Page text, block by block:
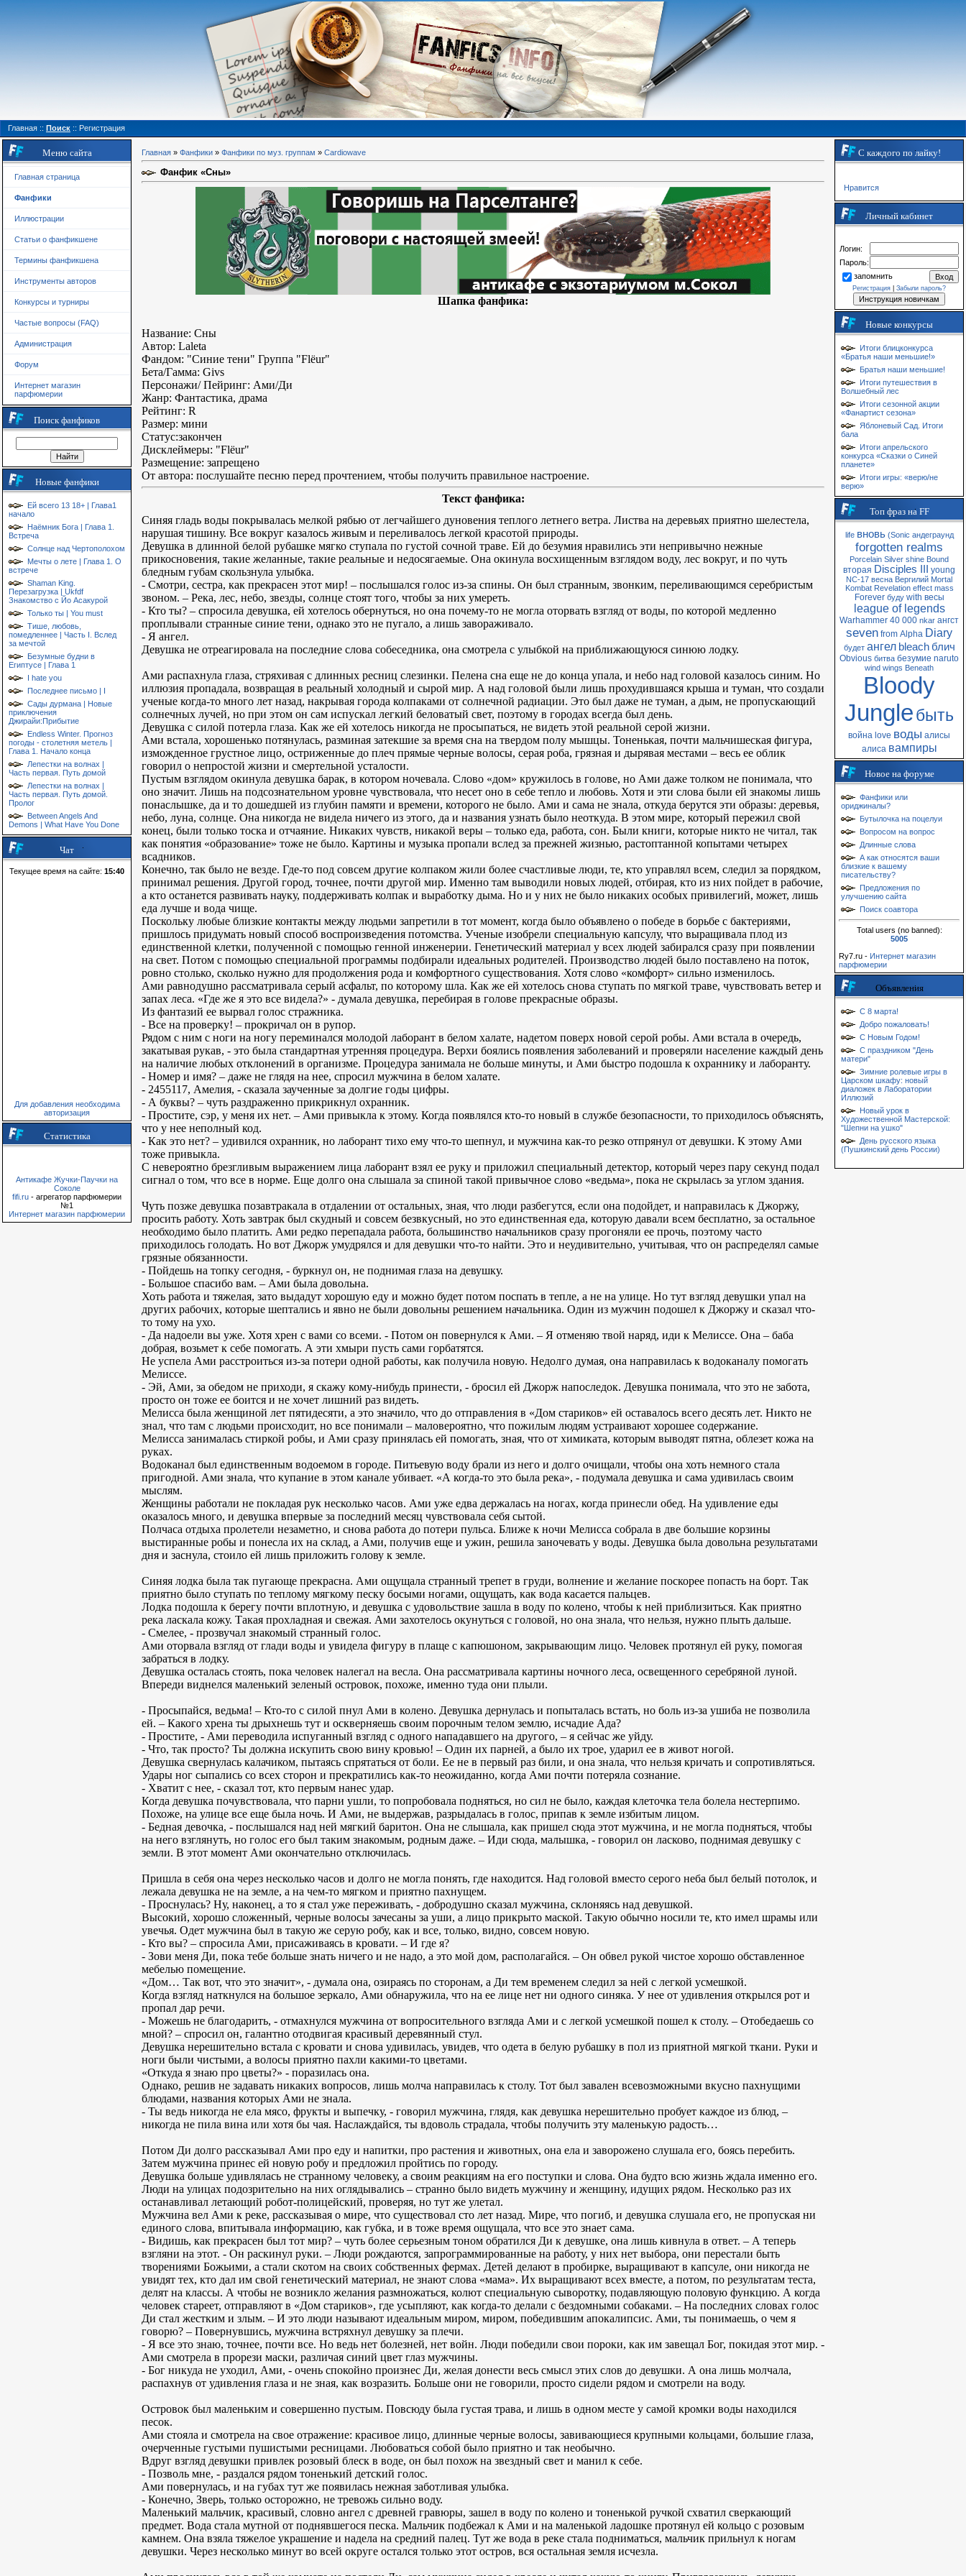
Главная :: Поиск :: Регистрация
Меню сайта
Главная страница
Фанфики
Иллюстрации
Статьи о фанфикшене
Термины фанфикшена
Инструменты авторов
Конкурсы и турниры
Частые вопросы (FAQ)
Администрация
Форум
Интернет магазин
парфюмерии
Поиск фанфиков
Новые фанфики
Ей всего 13 18+ | Глава1
начало
Наёмник Бога | Глава 1.
Встреча
Солнце над Чертополохом
Мечты о лете | Глава 1. О
встрече
Shaman King.
Перезагрузка | Ukfdf
Знакомство с Йо Асакурой
Только ты | You must
Тише, любовь,
помедленнее | Часть I. Вслед
за мечтой
Безумные будни в
Египтусе | Глава 1
I hate you
Последнее письмо | I
Сады дурмана | Новые
приключения
Джирайи:Прибытие
Endless Winter. Прогноз
погоды - столетняя метель |
Глава 1. Начало конца
Лепестки на волнах |
Часть первая. Путь домой
Лепестки на волнах |
Часть первая. Путь домой.
Пролог
Between Angels And
Demons | What Have You Done
Чат
Текущее время на сайте: 15:40
Для добавления необходима
авторизация
Статистика
Антикафе Жучки-Паучки на
Соколе
fifi.ru - агрегатор парфюмерии
№1
Интернет магазин парфюмерии
Главная » Фанфики » Фанфики по муз. группам » Cardiowave
Фанфик «Сны»
Шапка фанфика:
Название: Сны
Автор: Laleta
Фандом: "Синие тени" Группа "Flёur"
Бета/Гамма: Givs
Персонажи/ Пейринг: Ами/Ди
Жанр: Фантастика, драма
Рейтинг: R
Размер: мини
Статус:закончен
Дисклеймеры: "Flёur"
Размещение: запрещено
От автора: послушайте песню перед прочтением, чтобы получить правильное настроение.
Текст фанфика:
Синяя гладь воды покрывалась мелкой рябью от легчайшего дуновения теплого летнего ветра. Листва на деревьях приятно шелестела,
нарушая тишину. Все вокруг казалось живым и переливалось легкой красотой природы.
Девушка в длинной белой рубашке мягко ступала по густой сочной траве. Ей до безумия нравились эти непривычно нежные
прикосновения, такие желанные, такие реальные и недосягаемые. Она окинула восхищенным взглядом воду, лес вокруг, и по чуть
бледным губам скользнула улыбка.
- Смотри, сестра, как прекрасен этот мир! – послышался голос из-за спины. Он был странным, звонким, переливающимся серебристым
звоном. – Река, лес, небо, звезды, солнце стоят того, чтобы за них умереть.
- Кто ты? – спросила девушка, ей хотелось обернуться, но она почему-то не могла оторвать взгляд от воды, по которой медленно
проплывали странные синие тени, однако это не пугало, а лишь завораживало.
- Я ангел.
Девушка не отреагировала на последние слова собеседника, она смотрела с улыбкой на приближающуюся синюю лодку.
Ами распахнула глаза, стряхивая с длинных ресниц слезинки. Пелена сна еще не до конца упала, и небо над головой казалось синим. Но
иллюзия пропадала, возвращая в реальный холодный и сырой мир. А над головой были лишь прохудившаяся крыша и туман, что создали
ученые когда-то много лет назад, накрывая города колпаками от солнечной радиации. Это был даже не туман, а дым, не пропускающий
солнечных лучей, но при этом он сам испускал легкий беловатый свет, поэтому в городах всегда был день.
Девушка с силой потерла глаза. Как же ей хотелось никогда не просыпаться, не видеть этой реальной серой жизни.
Ами встала, хорошенько потянулась, разминая затекшие за время сна на твердом полу мышцы. Тоненькая, почти мальчишеская фигура,
изможденное грустное лицо, остриженные до плеч прямые черные волосы, серая роба, грязная и дырявая местами – весь ее облик
говорил о непростой жизни и смертельной усталости.
Пустым взглядом окинула девушка барак, в котором ночевала. Слово «дом» кружилось в голове, но Ами даже толком не понимала, что
оно значит. Лишь на подсознательном уровне чувствовала, что несет оно в себе тепло и любовь. Хотя и эти слова были ей знакомы лишь
понаслышке, да и то дошедшей из глубин памяти и времени, которого не было. Ами и сама не знала, откуда берутся эти образы: деревья,
небо, луна, солнце. Она никогда не видела ничего из этого, да и названия узнать было неоткуда. В этом мире, который пережил свой
конец, были только тоска и отчаяние. Никаких чувств, никакой веры – только еда, работа, сон. Были книги, которые никто не читал, так
как понятия «образование» тоже не было. Картины и музыка пропали вслед за прежней жизнью, растоптанной копытами четырех
всадников.
Конечно, так было не везде. Где-то под совсем другие колпаком жили более счастливые люди, те, кто управлял всем, следил за порядком,
принимал решения. Другой город, точнее, почти другой мир. Именно там выводили новых людей, отбирая, кто из них пойдет в рабочие,
а кто останется развивать науку, поддерживать колпак и выработку дыма. Но и у них не было никаких особых привилегий, может, лишь
еда лучше и вода чище.
Поскольку любые близкие контакты между людьми запретили в тот момент, когда было объявлено о победе в борьбе с бактериями,
пришлось придумать новый способ воспроизведения потомства. Ученые изобрели специальную капсулу, что выращивала плод из
единственной клетки, полученной с помощью генной инженерии. Генетический материал у всех людей забирался сразу при появлении
на свет. Потом с помощью специальной программы подбирали идеальных родителей. Производство людей было поставлено на поток,
ровно столько, сколько нужно для продолжения рода и комфортного существования. Хотя слово «комфорт» сильно изменилось.
Ами равнодушно рассматривала серый асфальт, по которому шла. Как же ей хотелось снова ступать по мягкой траве, чувствовать ветер и
запах леса. «Где же я это все видела?» - думала девушка, перебирая в голове прекрасные образы.
Из фантазий ее вырвал голос стражника.
- Все на проверку! – прокричал он в рупор.
Рядом с ним с ноги на ногу переминался молодой лаборант в белом халате, надетом поверх новой серой робы. Ами встала в очередь,
закатывая рукав, - это была стандартная утренняя процедура. Верхи боялись появления заболеваний и проверяли население каждый день
на наличие любых отклонений в организме. Процедура занимала не больше минуты, и Ами быстро подошла к охраннику и лаборанту.
- Номер и имя? – даже не глядя на нее, спросил мужчина в белом халате.
- 2455117, Амелия, - сказала заученные за долгие годы цифры.
- А буквы? – чуть раздраженно прикрикнул охранник.
- Простите, сэр, у меня их нет. – Ами привыкла к этому. Когда появлялся кто-то новый в службе безопасности, то приходилось объяснять,
что у нее неполный код.
- Как это нет? – удивился охранник, но лаборант тихо ему что-то шепнул, и мужчина как-то резко отпрянул от девушки. К этому Ами
тоже привыкла.
С невероятно брезгливым выражением лица лаборант взял ее руку и приложил специальный детектор, который через пару секунд подал
сигнал о том, что все в норме. Еще долго она слышала за спиной такой привычное слово «ведьма», пока не скрылась за углом здания.
Чуть позже девушка позавтракала в отдалении от остальных, зная, что люди разбегутся, если она подойдет, и направилась к Джоржу,
просить работу. Хоть завтрак был скудный и совсем безвкусный, но это единственная еда, которую давали всем бесплатно, за остальное
необходимо было платить. Ами редко перепадала работа, большинство начальников сразу прогоняли ее прочь, поэтому часто
приходилось голодать. Но вот Джорж умудрялся и для девушки что-то найти. Это и неудивительно, учитывая, что он распределял самые
грязные обязанности.
- Пойдешь на топку сегодня, - буркнул он, не поднимая глаза на девушку.
- Большое спасибо вам. – Ами была довольна.
Хоть работа и тяжелая, зато выдадут хорошую еду и можно будет потом поспать в тепле, а не на улице. Но тут взгляд девушки упал на
других рабочих, которые шептались и явно не были довольны решением начальника. Один из мужчин подошел к Джоржу и сказал что-
то тому на ухо.
- Да надоели вы уже. Хотя хрен с вами со всеми. - Потом он повернулся к Ами. – Я отменяю твой наряд, иди к Мелиссе. Она – баба
добрая, возьмет к себе помогать. А эти хмыри пусть сами горбатятся.
Не успела Ами расстроиться из-за потери одной работы, как получила новую. Недолго думая, она направилась к водоканалу помогать
Мелиссе.
- Эй, Ами, за обедом не приходи, я скажу кому-нибудь принести, - бросил ей Джорж напоследок. Девушка понимала, что это не забота,
просто он тоже ее боится и не хочет лишний раз видеть.
Мелисса была женщиной лет пятидесяти, а это значило, что до отправления в «Дом стариков» ей оставалось всего десять лет. Никто не
знал, что там с людьми происходит, но все понимали – маловероятно, что пожилым людям устраивают хорошее содержание.
Мелисса занималась стиркой робы, и Ами сразу принялась ей помогать, зная, что от химиката, которым выводят пятна, облезет кожа на
руках.
Водоканал был единственным водоемом в городе. Питьевую воду брали из него и долго очищали, чтобы она хоть немного стала
пригодной. Ами знала, что купание в этом канале убивает. «А когда-то это была река», - подумала девушка и сама удивилась своим
мыслям.
Женщины работали не покладая рук несколько часов. Ами уже едва держалась на ногах, когда принесли обед. На удивление еды
оказалось много, и девушка впервые за последний месяц чувствовала себя сытой.
Полчаса отдыха пролетели незаметно, и снова работа до потери пульса. Ближе к ночи Мелисса собрала в две большие корзины
выстиранные робы и понесла их на склад, а Ами, получив еще и ужин, решила заночевать у воды. Девушка была довольна результатами
дня и заснула, стоило ей лишь приложить голову к земле.
Синяя лодка была так пугающе прекрасна. Ами ощущала странный трепет в груди, волнение и желание поскорее попасть на борт. Так
приятно было ступать по теплому мягкому песку босыми ногами, ощущать, как вода касается пальцев.
Лодка подошла к берегу почти вплотную, и девушка с удовольствие зашла в воду по колено, чтобы к ней приблизиться. Как приятно
река ласкала кожу. Такая прохладная и свежая. Ами захотелось окунуться с головой, но она знала, что нельзя, нужно плыть дальше.
- Смелее, - прозвучал знакомый странный голос.
Ами оторвала взгляд от глади воды и увидела фигуру в плаще с капюшоном, закрывающим лицо. Человек протянул ей руку, помогая
забраться в лодку.
Девушка осталась стоять, пока человек налегал на весла. Она рассматривала картины ночного леса, освещенного серебряной луной.
Впереди виднелся маленький зеленый островок, похоже, именно туда они плыли.
- Просыпайся, ведьма! – Кто-то с силой пнул Ами в колено. Девушка дернулась и попыталась встать, но боль из-за ушиба не позволила
ей. – Какого хрена ты дрыхнешь тут и оскверняешь своим порочным телом землю, исчадие Ада?
- Простите, - Ами переводила испуганный взгляд с одного нападавшего на другого, – я сейчас же уйду.
- Что, так просто? Ты должна искупить свою вину кровью! – Один их парней, а было их трое, ударил ее в живот ногой.
Девушка свернулась калачиком, пытаясь спрятаться от боли. Ее не в первый раз били, и она знала, что нельзя кричать и сопротивляться.
Удары ног сыпались со всех сторон и прекратились как-то неожиданно, когда Ами почти потеряла сознание.
- Хватит с нее, - сказал тот, кто первым нанес удар.
Когда девушка почувствовала, что парни ушли, то попробовала подняться, но сил не было, каждая клеточка тела болела нестерпимо.
Похоже, на улице все еще была ночь. И Ами, не выдержав, разрыдалась в голос, припав к земле избитым лицом.
- Бедная девочка, - послышался над ней мягкий баритон. Она не слышала, как пришел сюда этот мужчина, и не могла подняться, чтобы
на него взглянуть, но голос его был таким знакомым, родным даже. – Иди сюда, малышка, - говорил он ласково, поднимая девушку с
земли. В этот момент Ами окончательно отключилась.
Пришла в себя она через несколько часов и долго не могла понять, где находится. Над головой вместо серого неба был белый потолок, и
лежала девушка не на земле, а на чем-то мягком и приятно пахнущем.
- Проснулась? Ну, наконец, а то я стал уже переживать, - добродушно сказал мужчина, склоняясь над девушкой.
Высокий, хорошо сложенный, черные волосы зачесаны за уши, а лицо прикрыто маской. Такую обычно носили те, кто имел шрамы или
увечья. Одет мужчина был в такую же серую робу, как и все, только, видно, совсем новую.
- Кто вы? – спросила Ами, присаживаясь в кровати. – И где я?
- Зови меня Ди, пока тебе больше знать ничего и не надо, а это мой дом, располагайся. – Он обвел рукой чистое хорошо обставленное
мебелью помещение.
«Дом… Так вот, что это значит», - думала она, озираясь по сторонам, а Ди тем временем следил за ней с легкой усмешкой.
Когда взгляд наткнулся на большое зеркало, Ами обнаружила, что на ее лице нет ни одного синяка. У нее от удивления открылся рот и
пропал дар речи.
- Можешь не благодарить, - отмахнулся мужчина от вопросительного взгляда Ами и с легкой усмешкой пошел к столу. – Отобедаешь со
мной? – спросил он, галантно отодвигая красивый деревянный стул.
Девушка нерешительно встала с кровати и снова удивилась, увидев, что одета в белую рубашку в пол из приятной мягкой ткани. Руки и
ноги были чистыми, а волосы приятно пахли какими-то цветами.
«Откуда я знаю про цветы?» - поразилась она.
Однако, решив не задавать никаких вопросов, лишь молча направилась к столу. Тот был завален всевозможными вкусно пахнущими
блюдами, названия которых Ами не знала.
- Ты ведь никогда не ела мясо, фрукты и выпечку, - говорил мужчина, глядя, как девушка нерешительно пробует каждое из блюд, –
никогда не пила вина или хотя бы чая. Наслаждайся, ты вдоволь страдала, чтобы получить эту маленькую радость…
Потом Ди долго рассказывал Ами про еду и напитки, про растения и животных, она ела и заворожено слушала его, боясь перебить.
Затем мужчина принес ей новую робу и предложил пройтись по городу.
Девушка больше удивлялась не странному человеку, а своим реакциям на его поступки и слова. Она будто всю жизнь ждала именно его.
Люди на улицах подозрительно на них оглядывались – странно было видеть мужчину и женщину, идущих рядом. Несколько раз их
останавливал летающий робот-полицейский, проверяя, но тут же улетал.
Мужчина вел Ами к реке, рассказывая о мире, что существовал сто лет назад. Мире, что погиб, и девушка слушала его, не пропуская ни
единого слова, впитывала информацию, как губка, и в тоже время ощущала, что все это знает сама.
- Видишь, как прекрасен был тот мир? – чуть более серьезным тоном обратился Ди к девушке, она лишь кивнула в ответ. – А теперь
взгляни на этот. - Он раскинул руки. – Люди рождаются, запрограммированные на работу, у них нет выбора, они перестали быть
творениями Божьими, а стали скотом на своих собственных фермах. Детей делают в пробирке, выращивают в капсуле, они никогда не
увидят тех, кто дал им свой генетический материал, не знают слова «мама». Их выращивают всех вместе, а потом, по результатам теста,
делят на классы. А чтобы не возникло желания размножаться, колют специальную сыворотку, подавляющую половую функцию. А когда
человек стареет, отправляют в «Дом стариков», где усыпляют, как когда-то делали с бездомными собаками. – На последних словах голос
Ди стал жестким и злым. – И это люди называют идеальным миром, миром, победившим апокалипсис. Ами, ты понимаешь, о чем я
говорю? – Повернувшись, мужчина встряхнул девушку за плечи.
- Я все это знаю, точнее, почти все. Но ведь нет болезней, нет войн. Люди победили свои пороки, как им завещал Бог, покидая этот мир. -
Ами смотрела в прорези маски, различая синий цвет глаз мужчины.
- Бог никуда не уходил, Ами, - очень спокойно произнес Ди, желая донести весь смысл этих слов до девушки. А она лишь молчала,
распахнув от удивления глаза и не зная, как возразить. Больше они не говорили, просто сидели рядом и смотрели на воду.
Островок был маленьким и совершенно пустым. Повсюду была густая трава, и лишь в одном месте у самой кромки воды находился
песок.
Ами стояла и смотрела на свое отражение: красивое лицо, длинные черные волосы, завивающиеся крупными кольцами, большие глаза,
очерченные густыми пушистыми ресницами. Любоваться собой было приятно и так необычно.
Вдруг взгляд девушки привлек розовый блеск в воде, он был похож на звездный свет и манил к себе.
- Позволь мне, - раздался рядом тоненький детский голос.
Ами повернулась, и на губах тут же появилась нежная заботливая улыбка.
- Конечно, Зверь, только осторожно, не тревожь сильно воду.
Маленький мальчик, красивый, словно ангел с древней гравюры, зашел в воду по колено и тоненькой ручкой схватил сверкающий
предмет. Вода стала мутной от поднявшегося песка. Мальчик подбежал к Ами и на маленькой ладошке протянул ей кольцо с розовым
камнем. Она взяла тяжелое украшение и надела на средний палец. Тут же вода в реке стала подниматься, мальчик прильнул к ногам
девушки. Через несколько минут во всей округе остался только этот остров, вся остальная земля исчезла.
С каждого по лайку!
Нравится
Личный кабинет
Логин:
Пароль:
запомнить
Регистрация Забыли пароль?
Новые конкурсы
Итоги блицконкурса
«Братья наши меньшие!»
Братья наши меньшие!
Итоги путешествия в
Волшебный лес
Итоги сезонной акции
«Фанартист сезона»
Яблоневый Сад. Итоги
бала
Итоги апрельского
конкурса «Сказки о Синей
планете»
Итоги игры: «верю/не
верю»
Топ фраз на FF
life вновь (Sonic андеграунд
forgotten realms
Porcelain Silver shine Bound
вторая Disciples III young
NC-17 весна Вергилий Mortal
Kombat Revelation effect mass
Forever буду with весы
league of legends
Warhammer 40 000 nkar ангст
seven from Alpha Diary
будет ангел bleach блич
Obvious битва безумие naruto
wind wings Beneath
Bloody
Jungleбыть
война love воды алисы
алиса вампиры
Новое на форуме
Фанфики или
ориджиналы?
Бутылочка на поцелуи
Вопросом на вопрос
Длинные слова
А как относятся ваши
близкие к вашему
писательству?
Предложения по
улучшению сайта
Поиск соавтора
Total users (no banned):
5005
Ry7.ru - Интернет магазин
парфюмерии
Объявления
С 8 марта!
Добро пожаловать!
С Новым Годом!
С праздником "День
матери"
Зимние ролевые игры в
Царском шкафу: новый
диаложек в Лаборатории
Иллюзий
Новый урок в
Художественной Мастерской:
"Шепни на ушко"
День русского языка
(Пушкинский день России)